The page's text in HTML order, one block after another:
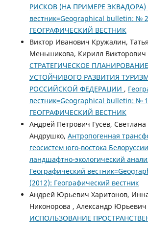
РИСКОВ (НА ПРИМЕРЕ ЭКВАДОРА)
вестник=Geographical bulletin: №
ГЕОГРАФИЧЕСКИЙ ВЕСТНИК
Виктор Иванович Кружалин,
Меньшикова, Кирилл
СТРАТЕГИЧЕСКОЕ
УСТОЙЧИВОГО РАЗВИТИЯ
РОССИЙСКОЙ ФЕДЕРАЦИИ ,
вестник=Geographical bulletin: №
ГЕОГРАФИЧЕСКИЙ ВЕСТНИК
Андрей Петрович Гусев,
Андрушко, Антропогенная
геосистем юго-востока
ландшафтно-экологический
Географический
(2012): Географический вестник
Андрей Юрьевич Харитонов,
Никонорова , Александр Юрьевич
ИСПОЛЬЗОВАНИЕ